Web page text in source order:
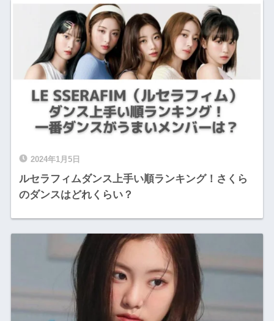
2024年1月5日
ルセラフィムダンス上手い順ランキング！さくら
のダンスはどれくらい？